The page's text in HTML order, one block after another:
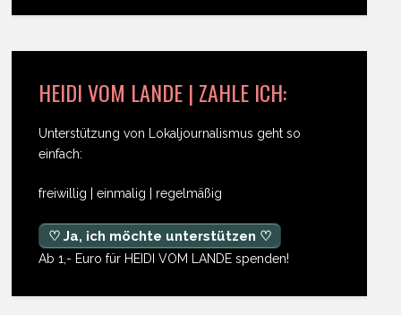
HEIDI VOM LANDE | ZAHLE ICH:
Unterstützung von Lokaljournalismus geht so
einfach:
freiwillig | einmalig | regelmäßig
♡ Ja, ich möchte unterstützen ♡
Ab 1,- Euro für HEIDI VOM LANDE spenden!